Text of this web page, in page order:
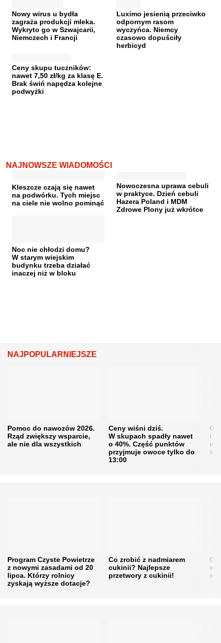
Nowy wirus u bydła
zagraża produkcji mleka.
Wykryto go w Szwajcarii,
Niemczech i Francji
Luximo jesienią przeciwko
odpornym rasom
wyczyńca. Niemcy
czasowo dopuściły
herbicyd
Ceny skupu tuczników:
nawet 7,50 zł/kg za klasę E.
Brak świń napędza kolejne
podwyżki
NAJNOWSZE WIADOMOŚCI
Kleszcze czają się nawet
na podwórku. Tych miejsc
na ciele nie wolno pominąć
Nowoczesna uprawa cebuli
w praktyce. Dzień cebuli
Hazera Poland i MDM
Zdrowe Plony już wkrótce
Noc nie chłodzi domu?
W starym wiejskim
budynku trzeba działać
inaczej niż w bloku
NAJPOPULARNIEJSZE
Pomoc do nawozów 2026.
Rząd zwiększy wsparcie,
ale nie dla wszystkich
Ceny wiśni dziś.
W skupach spadły nawet
o 40%. Część punktów
przyjmuje owoce tylko do
13:00
i
Program Czyste Powietrze
z nowymi zasadami od 20
lipca. Którzy rolnicy
zyskają wyższe dotacje?
Co zrobić z nadmiarem
cukinii? Najlepsze
przetwory z cukinii!
w